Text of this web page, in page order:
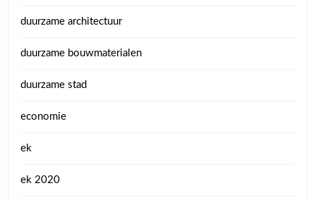
duurzame architectuur
duurzame bouwmaterialen
duurzame stad
economie
ek
ek 2020